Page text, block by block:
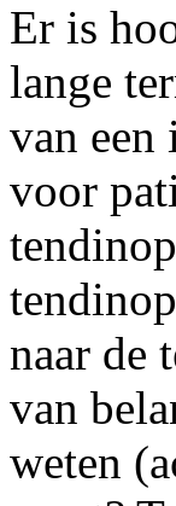
Er is
lange
van een
voor
naar de
van
weten